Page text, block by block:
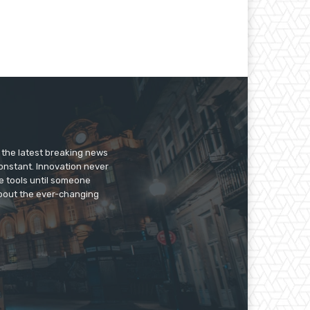
latest breaking news
Innovation never
tools until someone
the ever-changing